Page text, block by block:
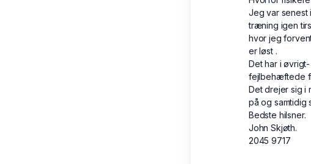
Jeg var senest
træning igen
hvor jeg
er løst .
Det har i
fejlbehæftede
Det drejer sig i
på og samtidig
Bedste hilsner.
John Skjøth.
2045 9717